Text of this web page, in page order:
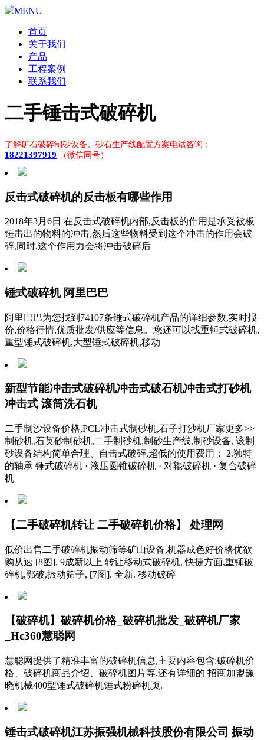
MENU
首页
关于我们
产品
工程案例
联系我们
二手锤击式破碎机
了解矿石破碎制砂设备、砂石生产线配置方案电话咨询：
18221397919 （微信同号）
反击式破碎机的反击板有哪些作用
2018年3月6日 在反击式破碎机内部,反击板的作用是承受被板
锤击出的物料的冲击,然后这些物料受到这个冲击的作用会破
碎,同时,这个作用力会将冲击破碎后
锤式破碎机 阿里巴巴
阿里巴巴为您找到74107条锤式破碎机产品的详细参数,实时报
价,价格行情,优质批发/供应等信息。您还可以找重锤式破碎机,
重型锤式破碎机,大型锤式破碎机,移动
新型节能冲击式破碎机冲击式破石机冲击式打砂机
冲击式 滚筒洗石机
二手制沙设备价格,PCL冲击式制砂机,石子打沙机厂家更多>>
制砂机,石英砂制砂机,二手制砂机,制砂生产线,制砂设备, 该制
砂设备结构简单合理、自击式破碎,超低的使用费用； 2.独特
的轴承 锤式破碎机 · 液压圆锥破碎机 · 对辊破碎机 · 复合破碎
机
【二手破碎机转让 二手破碎机价格】 处理网
低价出售二手破碎机振动筛等矿山设备,机器成色好价格优欲
购从速 [8图]. 9成新以上 转让移动式破碎机, 快捷方面,重锤破
碎机,鄂破,振动筛子, [7图]. 全新. 移动破碎
【破碎机】破碎机价格_破碎机批发_破碎机厂家
_Hc360慧聪网
慧聪网提供了精准丰富的破碎机信息,主要内容包含:破碎机价
格、破碎机商品介绍、破碎机图片等,还有详细的 招商加盟豫
晓机械400型锤式破碎机锤式粉碎机页.
锤击式破碎机江苏振强机械科技股份有限公司 振动